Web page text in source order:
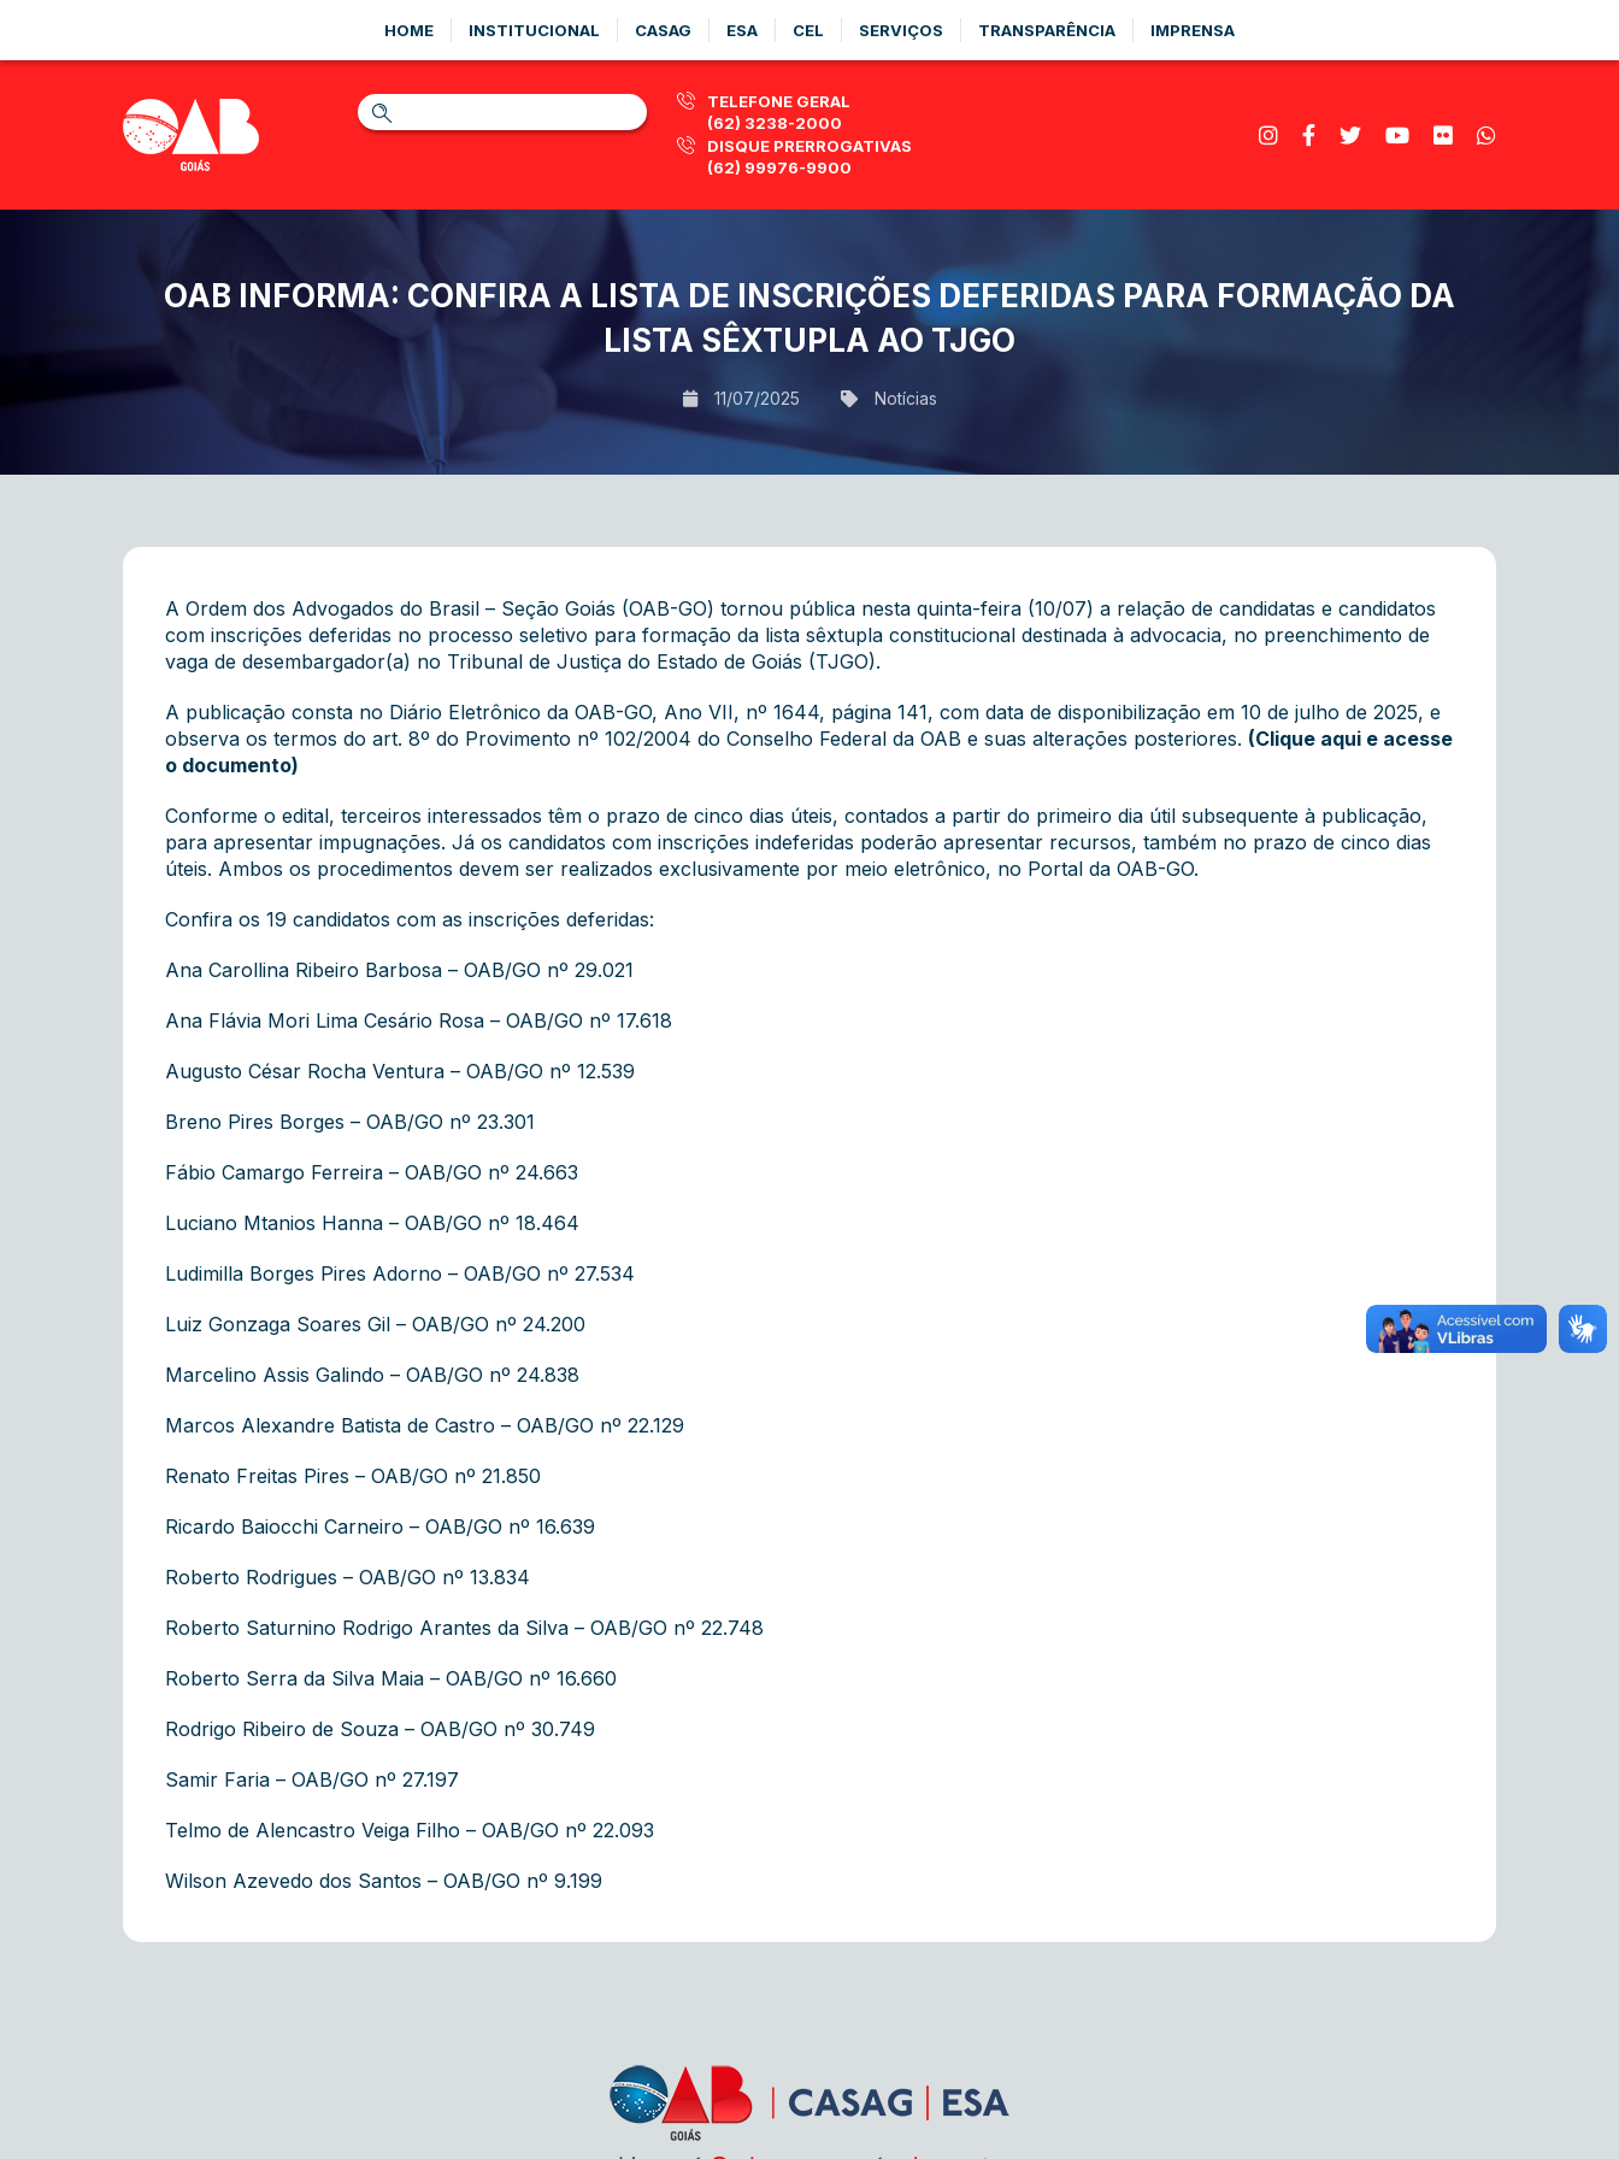
HOME INSTITUCIONAL CASAG ESA CEL SERVIÇOS TRANSPARÊNCIA IMPRENSA
TELEFONE GERAL
(62) 3238-2000
DISQUE PRERROGATIVAS
(62) 99976-9900
OAB INFORMA: CONFIRA A LISTA DE INSCRIÇÕES DEFERIDAS PARA FORMAÇÃO DA
LISTA SÊXTUPLA AO TJGO
11/07/2025 Notícias
A Ordem dos Advogados do Brasil – Seção Goiás (OAB-GO) tornou pública nesta quinta-feira (10/07) a relação de candidatas e candidatos
com inscrições deferidas no processo seletivo para formação da lista sêxtupla constitucional destinada à advocacia, no preenchimento de
vaga de desembargador(a) no Tribunal de Justiça do Estado de Goiás (TJGO).
A publicação consta no Diário Eletrônico da OAB-GO, Ano VII, nº 1644, página 141, com data de disponibilização em 10 de julho de 2025, e
observa os termos do art. 8º do Provimento nº 102/2004 do Conselho Federal da OAB e suas alterações posteriores. (Clique aqui e acesse
o documento)
Conforme o edital, terceiros interessados têm o prazo de cinco dias úteis, contados a partir do primeiro dia útil subsequente à publicação,
para apresentar impugnações. Já os candidatos com inscrições indeferidas poderão apresentar recursos, também no prazo de cinco dias
úteis. Ambos os procedimentos devem ser realizados exclusivamente por meio eletrônico, no Portal da OAB-GO.
Confira os 19 candidatos com as inscrições deferidas:
Ana Carollina Ribeiro Barbosa – OAB/GO nº 29.021
Ana Flávia Mori Lima Cesário Rosa – OAB/GO nº 17.618
Augusto César Rocha Ventura – OAB/GO nº 12.539
Breno Pires Borges – OAB/GO nº 23.301
Fábio Camargo Ferreira – OAB/GO nº 24.663
Luciano Mtanios Hanna – OAB/GO nº 18.464
Ludimilla Borges Pires Adorno – OAB/GO nº 27.534
Luiz Gonzaga Soares Gil – OAB/GO nº 24.200
Marcelino Assis Galindo – OAB/GO nº 24.838
Marcos Alexandre Batista de Castro – OAB/GO nº 22.129
Renato Freitas Pires – OAB/GO nº 21.850
Ricardo Baiocchi Carneiro – OAB/GO nº 16.639
Roberto Rodrigues – OAB/GO nº 13.834
Roberto Saturnino Rodrigo Arantes da Silva – OAB/GO nº 22.748
Roberto Serra da Silva Maia – OAB/GO nº 16.660
Rodrigo Ribeiro de Souza – OAB/GO nº 30.749
Samir Faria – OAB/GO nº 27.197
Telmo de Alencastro Veiga Filho – OAB/GO nº 22.093
Wilson Azevedo dos Santos – OAB/GO nº 9.199